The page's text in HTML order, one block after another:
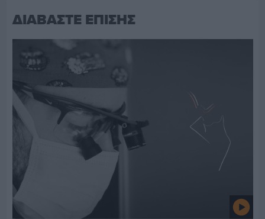
ΔΙΑΒΑΣΤΕ ΕΠΙΣΗΣ